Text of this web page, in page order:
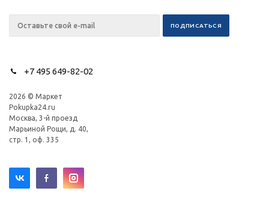
+7 495 649-82-02
2026 © Маркет
Pokupka24.ru
Москва, 3-й проезд
Марьиной Рощи, д. 40,
стр. 1, оф. 335